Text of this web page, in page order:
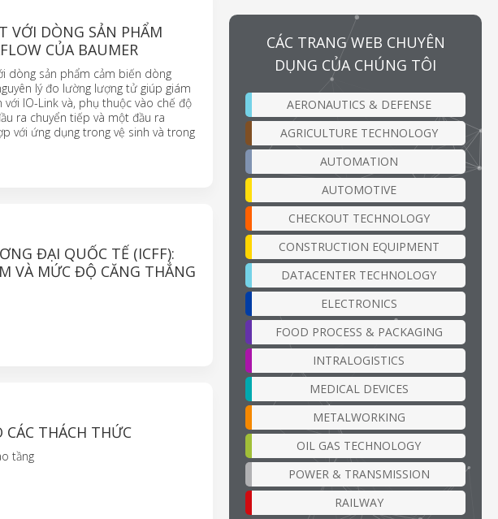
VỚI DÒNG SẢN PHẨM
CỦA BAUMER
dòng sản phẩm cảm biến dòng
lý đo lường lượng tử giúp giám
IO-Link và, phụ thuộc vào chế độ
ra chuyển tiếp và một đầu ra
với ứng dụng trong vệ sinh và trong
ĐẠI QUỐC TẾ (ICFF):
VÀ MỨC ĐỘ CĂNG THẲNG
CÁC THÁCH THỨC
tầng
CÁC TRANG WEB CHUYÊN
DỤNG CỦA CHÚNG TÔI
AERONAUTICS & DEFENSE
AGRICULTURE TECHNOLOGY
AUTOMATION
AUTOMOTIVE
CHECKOUT TECHNOLOGY
CONSTRUCTION EQUIPMENT
DATACENTER TECHNOLOGY
ELECTRONICS
FOOD PROCESS & PACKAGING
INTRALOGISTICS
MEDICAL DEVICES
METALWORKING
OIL GAS TECHNOLOGY
POWER & TRANSMISSION
RAILWAY